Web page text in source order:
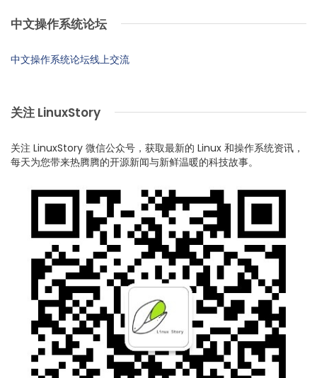
中文操作系统论坛
中文操作系统论坛线上交流
关注 LinuxStory
关注 LinuxStory 微信公众号，获取最新的 Linux 和操作系统资讯，
每天为您带来热腾腾的开源新闻与新鲜温暖的科技故事。